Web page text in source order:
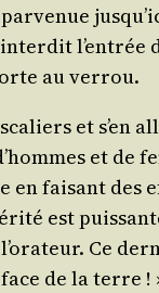
inter­dit
au verrou.
et s’en
et de
en fai­sant des
est
Ce
de la terre !